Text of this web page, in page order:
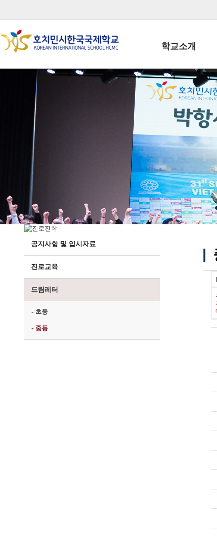
학교소개
학교장인사말
학생회장인사말
학교상징
학교 CI
교직원현황
학생현황
위치/전화
전경사진
공지사항 및 입시자료
진로교육
드림레터
- 초등
- 중등